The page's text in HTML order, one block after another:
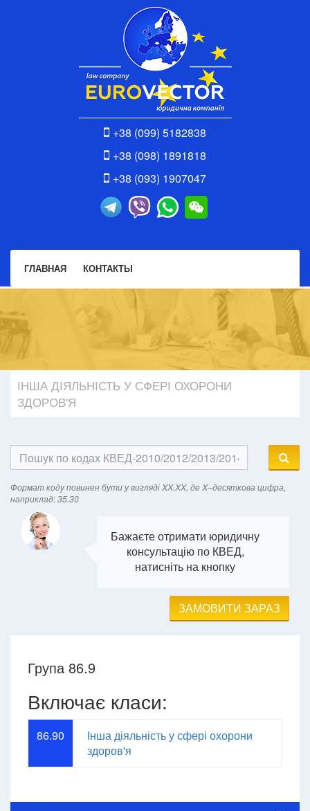
+38 (099) 5182838
+38 (098) 1891818
+38 (093) 1907047
ГЛАВНАЯ КОНТАКТЫ
ІНША ДІЯЛЬНІСТЬ У СФЕРІ ОХОРОНИ
ЗДОРОВ'Я
Формат кодy повинен бути у вигляді XX.XX, де X–десяткова цифра,
наприклад: 35.30
Бажаєте отримати юридичну
консультацію по КВЕД,
натисніть на кнопку
ЗАМОВИТИ ЗАРАЗ
Група 86.9
Включає класи:
86.90
Інша діяльність у сфері охорони
здоров'я